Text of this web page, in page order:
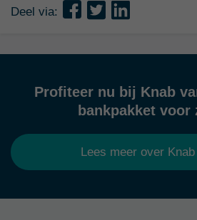
Deel via:
Profiteer nu bij Knab
bankpakket voor
Lees meer over